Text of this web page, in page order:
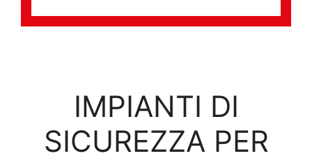
IMPIANTI DI
SICUREZZA PER